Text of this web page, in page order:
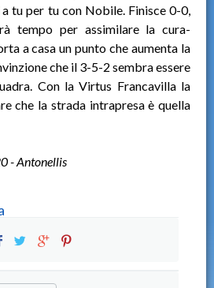
tu per tu con Nobile. Finisce 0-0,
tempo per assimilare la cura-
a casa un punto che aumenta la
che il 3-5-2 sembra essere
Con la Virtus Francavilla la
che la strada intrapresa è quella
- Antonellis